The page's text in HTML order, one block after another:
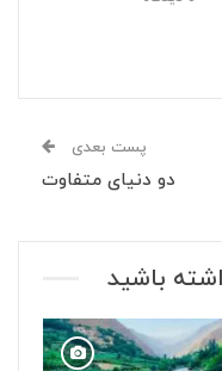
پست بعدی
دو دنیای متفاوت
باشید